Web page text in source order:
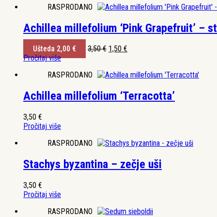
RASPRODANO
Achillea millefolium ‘Pink Grapefruit’ –
Ušteda 2,00 € 3,50€ Izvorna
je:
1,50 €
1,50 €.
Pročitaj više
RASPRODANO
Achillea millefolium ‘Terracotta’
3,50 €
Pročitaj više
RASPRODANO
Stachys byzantina – zečje uši
3,50 €
Pročitaj više
RASPRODANO